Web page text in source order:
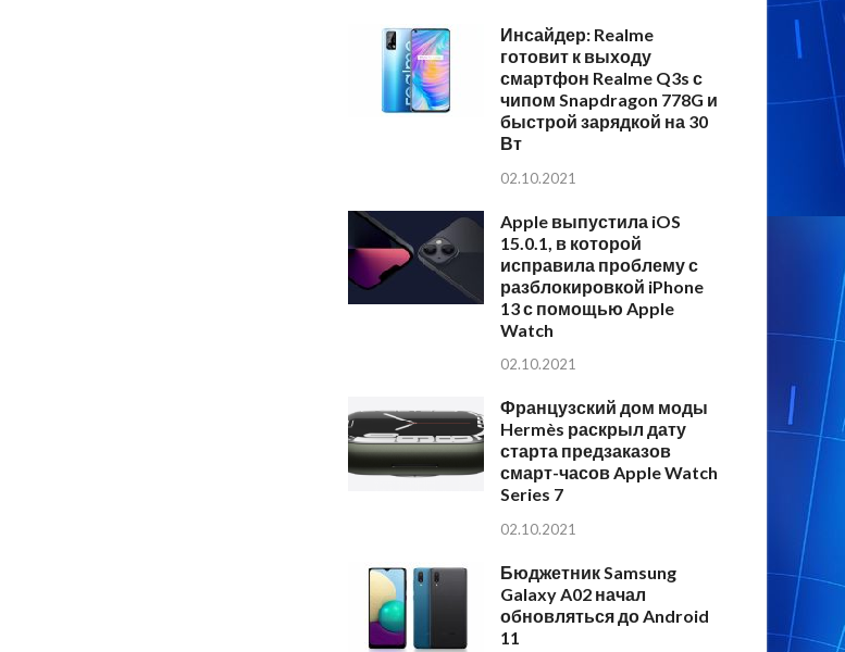
Инсайдер: Realme
готовит к выходу
смартфон Realme Q3s с
чипом Snapdragon 778G и
быстрой зарядкой на 30
Вт
02.10.2021
Apple выпустила iOS
15.0.1, в которой
исправила проблему с
разблокировкой iPhone
13 с помощью Apple
Watch
02.10.2021
Французский дом моды
Hermès раскрыл дату
старта предзаказов
смарт-часов Apple Watch
Series 7
02.10.2021
Бюджетник Samsung
Galaxy A02 начал
обновляться до Android
11